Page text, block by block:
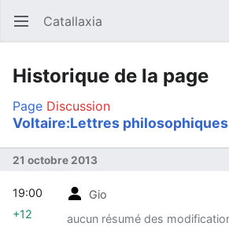
Ouvrir le menu principal Catallaxia
Historique de la page
Page Discussion
Voltaire:Lettres philosophiques
21 octobre 2013
Gio
aucun résumé des
19:00
+12